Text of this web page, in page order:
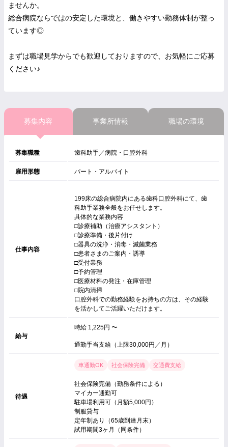
ませんか。
総合病院ならではの安定した環境と、働きやすい勤務体制が整っ
ています◎
まずは職場見学からでも歓迎しておりますので、お気軽にご応募
ください♪
募集内容 事業所情報 職場の環境
募集職種 歯科助手／病院・口腔外科
雇用形態 パート・アルバイト
仕事内容
199床の総合病院内にある歯科口腔外科にて、歯
科助手業務全般をお任せします。
具体的な業務内容
□診療補助（治療アシスタント）
□診療準備・後片付け
□器具の洗浄・消毒・滅菌業務
□患者さまのご案内・誘導
□受付業務
□予約管理
□医療材料の発注・在庫管理
□院内清掃
口腔外科での勤務経験をお持ちの方は、その経験
を活かしてご活躍いただけます。
給与
時給 1,225円 〜
通勤手当支給（上限30,000円／月）
待遇
車通勤OK 社会保険完備 交通費支給
社会保険完備（勤務条件による）
マイカー通勤可
駐車場利用可（月額5,000円）
制服貸与
定年制あり（65歳到達月末）
試用期間3ヶ月（同条件）